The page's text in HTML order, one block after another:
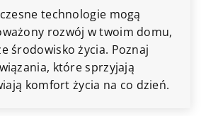
technologie mogą
rozwój w twoim domu,
środowisko życia. Poznaj
które sprzyjają
komfort życia na co dzień.